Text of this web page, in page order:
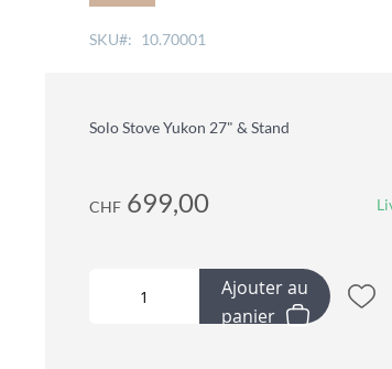
SKU 10.70001
Solo Stove Yukon 27" & Stand
CHF 699,00
Ajouter au
panier